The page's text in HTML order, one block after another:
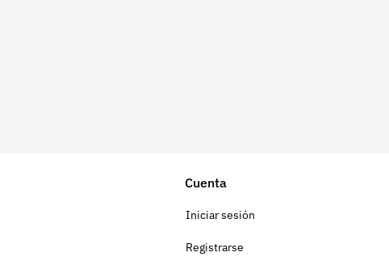
Cuenta
Iniciar sesión
Registrarse